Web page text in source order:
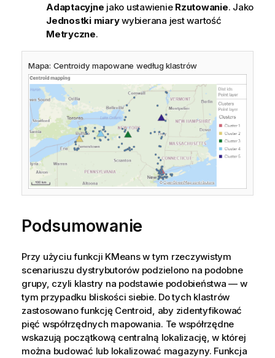
Adaptacyjne jako ustawienie Rzutowanie. Jako
Jednostki miarywybierana jest wartość
Metryczne.
Mapa: Centroidy mapowane według klastrów
Podsumowanie
Przy użyciu funkcji KMeans w tym rzeczywistym
scenariuszu dystrybutorów podzielono na podobne
grupy, czyli klastry na podstawie podobieństwa — w
tym przypadku bliskości siebie. Do tych klastrów
zastosowano funkcję Centroid, aby zidentyfikować
pięć współrzędnych mapowania. Te współrzędne
wskazują początkową centralną lokalizację, w której
można budować lub lokalizować magazyny. Funkcja